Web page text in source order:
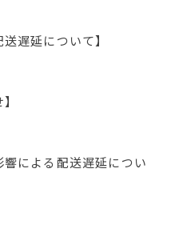
遅延について】
による配送遅延につい